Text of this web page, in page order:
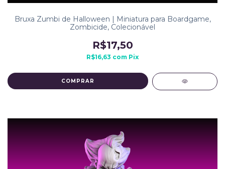
Bruxa Zumbi de Halloween | Miniatura para Boardgame,
Zombicide, Colecionável
R$17,50
R$16,63 com Pix
COMPRAR